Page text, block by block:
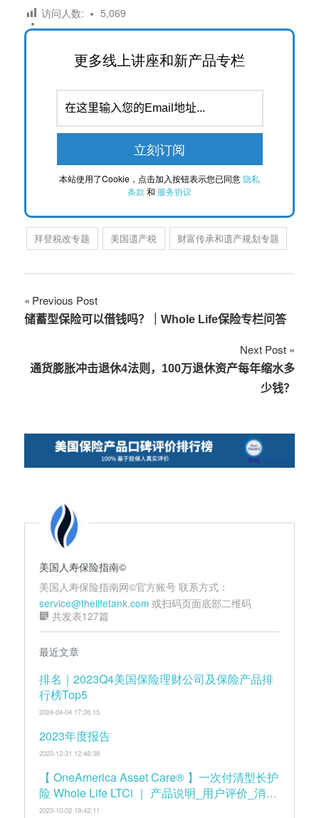
访问人数: 5,069
更多线上讲座和新产品专栏
本站使用了Cookie，点击加入按钮表示您已同意隐私
条款 和 服务协议
拜登税改专题 美国遗产税 财富传承和遗产规划专题
文
章
导
Previous Post
储蓄型保险可以借钱吗？｜Whole Life保险专栏问答
Next Post
通货膨胀冲击退休4法则，100万退休资产每年缩水多
少钱？
美国人寿保险指南©️
美国人寿保险指南网©️官方账号 联系方式：
service@thelifetank.com 或扫码页面底部二维码
共发表127篇
最近文章
排名｜2023Q4美国保险理财公司及保险产品排
行榜Top5
2024-04-04 17:26:15
2023年度报告
2023-12-31 12:48:38
【 OneAmerica Asset Care® 】一次付清型长护
险 Whole Life LTCi ｜ 产品说明_用户评价_消费
者手册
2023-10-02 19:42:11